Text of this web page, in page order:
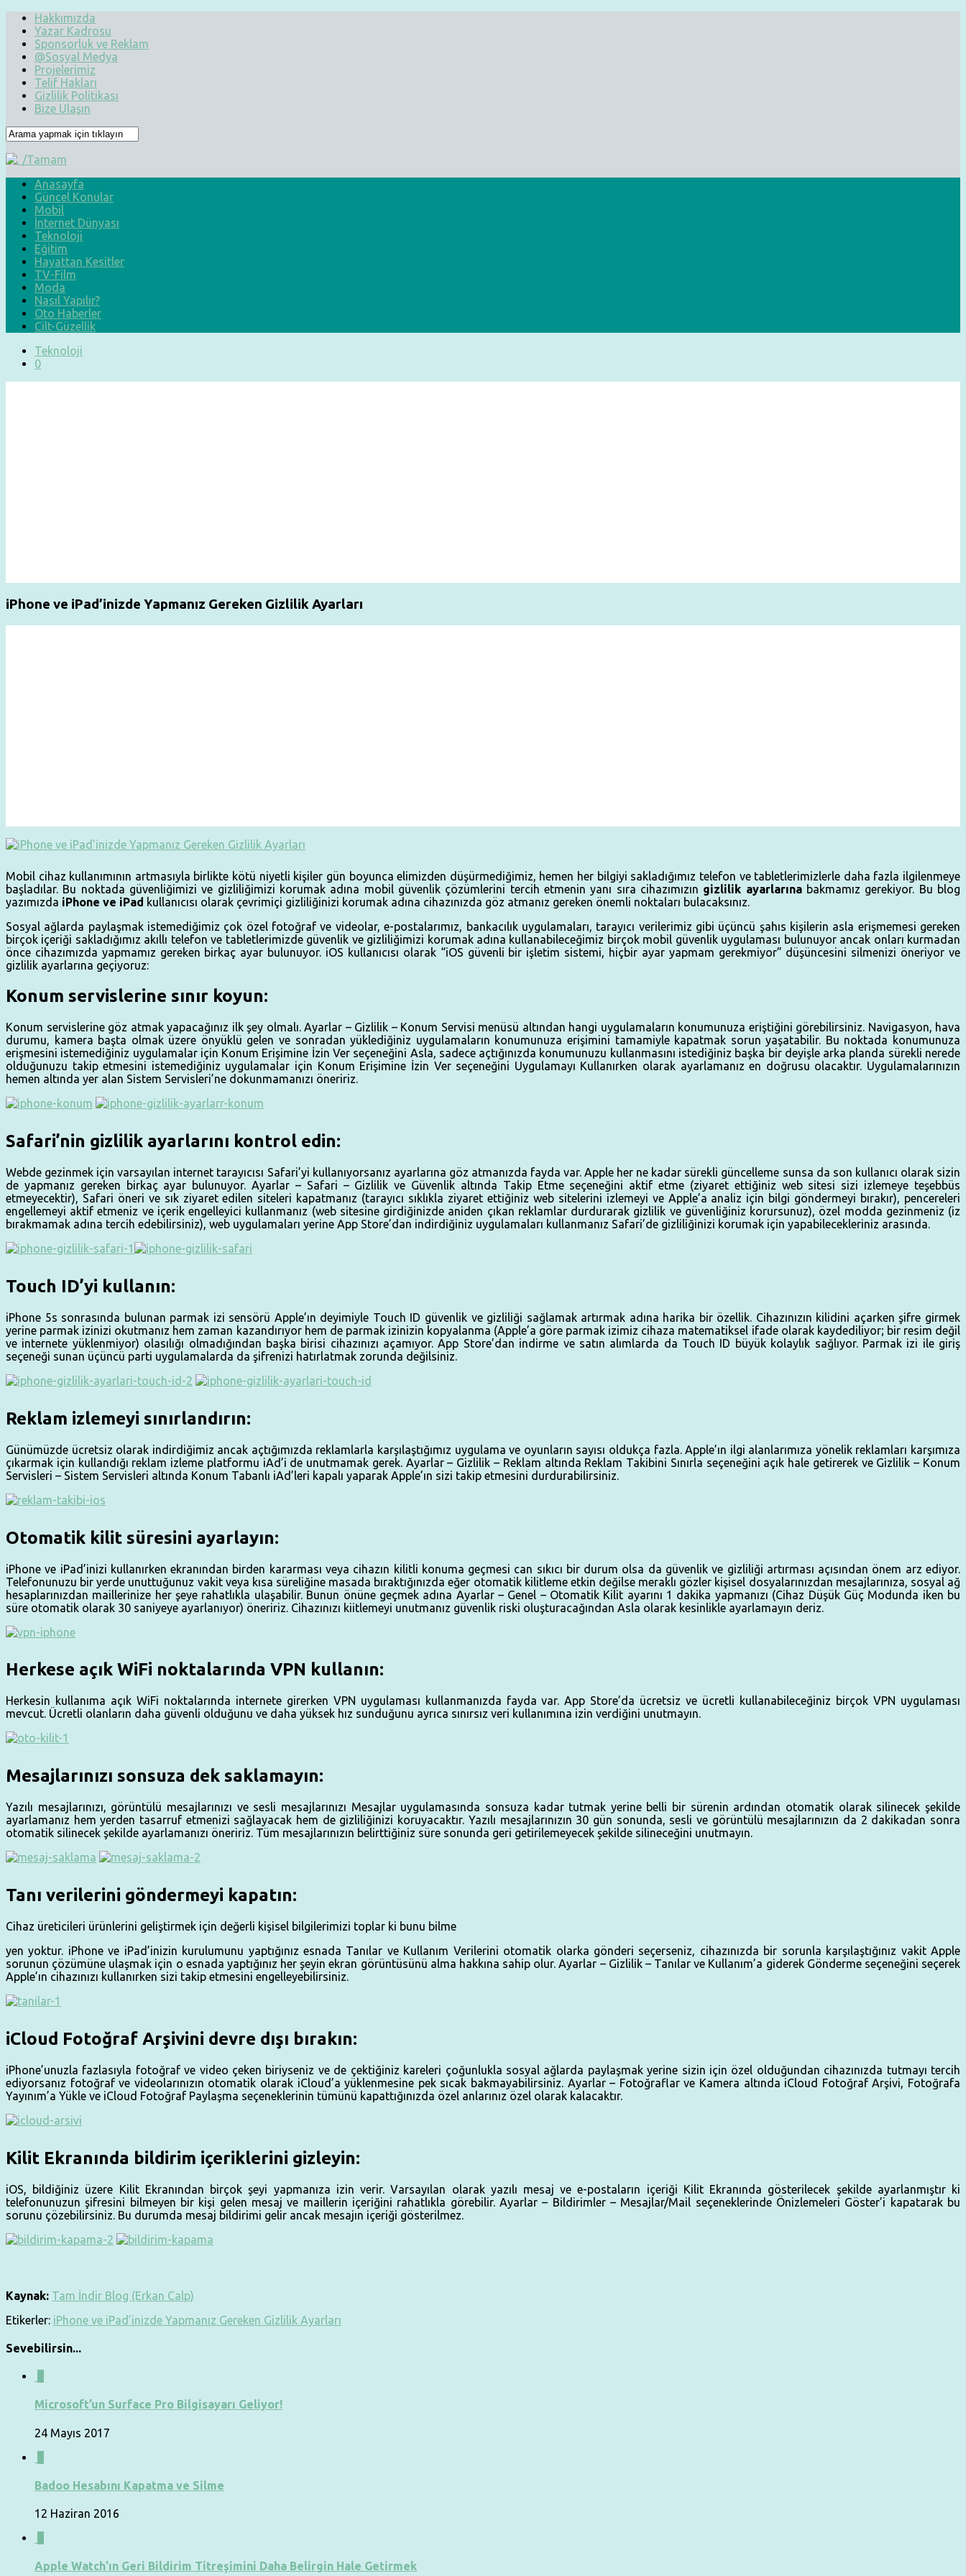
Hakkımızda
Yazar Kadrosu
Sponsorluk ve Reklam
@Sosyal Medya
Projelerimiz
Telif Hakları
Gizlilik Politikası
Bize Ulaşın
Anasayfa
Güncel Konular
Mobil
İnternet Dünyası
Teknoloji
Eğitim
Hayattan Kesitler
TV-Film
Moda
Nasıl Yapılır?
Oto Haberler
Cilt-Güzellik
Teknoloji
0
iPhone ve iPad’inizde Yapmanız Gereken Gizlilik Ayarları
Mobil cihaz kullanımının artmasıyla birlikte kötü niyetli kişiler gün boyunca elimizden düşürmediğimiz, hemen her bilgiyi sakladığımız telefon ve tabletlerimizlerle daha fazla ilgilenmeye
başladılar. Bu noktada güvenliğimizi ve gizliliğimizi korumak adına mobil güvenlik çözümlerini tercih etmenin yanı sıra cihazımızın gizlilik ayarlarınabakmamız gerekiyor. Bu blog
yazımızda iPhone ve iPad kullanıcısı olarak çevrimiçi gizliliğinizi korumak adına cihazınızda göz atmanız gereken önemli noktaları bulacaksınız.
Sosyal ağlarda paylaşmak istemediğimiz çok özel fotoğraf ve videolar, e-postalarımız, bankacılık uygulamaları, tarayıcı verilerimiz gibi üçüncü şahıs kişilerin asla erişmemesi gereken
birçok içeriği sakladığımız akıllı telefon ve tabletlerimizde güvenlik ve gizliliğimizi korumak adına kullanabileceğimiz birçok mobil güvenlik uygulaması bulunuyor ancak onları kurmadan
önce cihazımızda yapmamız gereken birkaç ayar bulunuyor. iOS kullanıcısı olarak “iOS güvenli bir işletim sistemi, hiçbir ayar yapmam gerekmiyor” düşüncesini silmenizi öneriyor ve
gizlilik ayarlarına geçiyoruz:
Konum servislerine sınır koyun:
Konum servislerine göz atmak yapacağınız ilk şey olmalı. Ayarlar – Gizlilik – Konum Servisi menüsü altından hangi uygulamaların konumunuza eriştiğini görebilirsiniz. Navigasyon, hava
durumu, kamera başta olmak üzere önyüklü gelen ve sonradan yüklediğiniz uygulamaların konumunuza erişimini tamamiyle kapatmak sorun yaşatabilir. Bu noktada konumunuza
erişmesini istemediğiniz uygulamalar için Konum Erişimine İzin Ver seçeneğini Asla, sadece açtığınızda konumunuzu kullanmasını istediğiniz başka bir deyişle arka planda sürekli nerede
olduğunuzu takip etmesini istemediğiniz uygulamalar için Konum Erişimine İzin Ver seçeneğini Uygulamayı Kullanırken olarak ayarlamanız en doğrusu olacaktır. Uygulamalarınızın
hemen altında yer alan Sistem Servisleri’ne dokunmamanızı öneririz.
Safari’nin gizlilik ayarlarını kontrol edin:
Webde gezinmek için varsayılan internet tarayıcısı Safari’yi kullanıyorsanız ayarlarına göz atmanızda fayda var. Apple her ne kadar sürekli güncelleme sunsa da son kullanıcı olarak sizin
de yapmanız gereken birkaç ayar bulunuyor. Ayarlar – Safari – Gizlilik ve Güvenlik altında Takip Etme seçeneğini aktif etme (ziyaret ettiğiniz web sitesi sizi izlemeye teşebbüs
etmeyecektir), Safari öneri ve sık ziyaret edilen siteleri kapatmanız (tarayıcı sıklıkla ziyaret ettiğiniz web sitelerini izlemeyi ve Apple’a analiz için bilgi göndermeyi bırakır), pencereleri
engellemeyi aktif etmeniz ve içerik engelleyici kullanmanız (web sitesine girdiğinizde aniden çıkan reklamlar durdurarak gizlilik ve güvenliğiniz korursunuz), özel modda gezinmeniz (iz
bırakmamak adına tercih edebilirsiniz), web uygulamaları yerine App Store’dan indirdiğiniz uygulamaları kullanmanız Safari’de gizliliğinizi korumak için yapabilecekleriniz arasında.
Touch ID’yi kullanın:
iPhone 5s sonrasında bulunan parmak izi sensörü Apple’ın deyimiyle Touch ID güvenlik ve gizliliği sağlamak artırmak adına harika bir özellik. Cihazınızın kilidini açarken şifre girmek
yerine parmak izinizi okutmanız hem zaman kazandırıyor hem de parmak izinizin kopyalanma (Apple’a göre parmak izimiz cihaza matematiksel ifade olarak kaydediliyor; bir resim değil
ve internete yüklenmiyor) olasılığı olmadığından başka birisi cihazınızı açamıyor. App Store’dan indirme ve satın alımlarda da Touch ID büyük kolaylık sağlıyor. Parmak izi ile giriş
seçeneği sunan üçüncü parti uygulamalarda da şifrenizi hatırlatmak zorunda değilsiniz.
Reklam izlemeyi sınırlandırın:
Günümüzde ücretsiz olarak indirdiğimiz ancak açtığımızda reklamlarla karşılaştığımız uygulama ve oyunların sayısı oldukça fazla. Apple’ın ilgi alanlarımıza yönelik reklamları karşımıza
çıkarmak için kullandığı reklam izleme platformu iAd’i de unutmamak gerek. Ayarlar – Gizlilik – Reklam altında Reklam Takibini Sınırla seçeneğini açık hale getirerek ve Gizlilik – Konum
Servisleri – Sistem Servisleri altında Konum Tabanlı iAd’leri kapalı yaparak Apple’ın sizi takip etmesini durdurabilirsiniz.
Otomatik kilit süresini ayarlayın:
iPhone ve iPad’inizi kullanırken ekranından birden kararması veya cihazın kilitli konuma geçmesi can sıkıcı bir durum olsa da güvenlik ve gizliliği artırması açısından önem arz ediyor.
Telefonunuzu bir yerde unuttuğunuz vakit veya kısa süreliğine masada bıraktığınızda eğer otomatik kilitleme etkin değilse meraklı gözler kişisel dosyalarınızdan mesajlarınıza, sosyal ağ
hesaplarınızdan maillerinize her şeye rahatlıkla ulaşabilir. Bunun önüne geçmek adına Ayarlar – Genel – Otomatik Kilit ayarını 1 dakika yapmanızı (Cihaz Düşük Güç Modunda iken bu
süre otomatik olarak 30 saniyeye ayarlanıyor) öneririz. Cihazınızı kiitlemeyi unutmanız güvenlik riski oluşturacağından Asla olarak kesinlikle ayarlamayın deriz.
Herkese açık WiFi noktalarında VPN kullanın:
Herkesin kullanıma açık WiFi noktalarında internete girerken VPN uygulaması kullanmanızda fayda var. App Store’da ücretsiz ve ücretli kullanabileceğiniz birçok VPN uygulaması
mevcut. Ücretli olanların daha güvenli olduğunu ve daha yüksek hız sunduğunu ayrıca sınırsız veri kullanımına izin verdiğini unutmayın.
Mesajlarınızı sonsuza dek saklamayın:
Yazılı mesajlarınızı, görüntülü mesajlarınızı ve sesli mesajlarınızı Mesajlar uygulamasında sonsuza kadar tutmak yerine belli bir sürenin ardından otomatik olarak silinecek şekilde
ayarlamanız hem yerden tasarruf etmenizi sağlayacak hem de gizliliğinizi koruyacaktır. Yazılı mesajlarınızın 30 gün sonunda, sesli ve görüntülü mesajlarınızın da 2 dakikadan sonra
otomatik silinecek şekilde ayarlamanızı öneririz. Tüm mesajlarınızın belirttiğiniz süre sonunda geri getirilemeyecek şekilde silineceğini unutmayın.
Tanı verilerini göndermeyi kapatın:
Cihaz üreticileri ürünlerini geliştirmek için değerli kişisel bilgilerimizi toplar ki bunu bilme
yen yoktur. iPhone ve iPad’inizin kurulumunu yaptığınız esnada Tanılar ve Kullanım Verilerini otomatik olarka gönderi seçerseniz, cihazınızda bir sorunla karşılaştığınız vakit Apple
sorunun çözümüne ulaşmak için o esnada yaptığınız her şeyin ekran görüntüsünü alma hakkına sahip olur. Ayarlar – Gizlilik – Tanılar ve Kullanım’a giderek Gönderme seçeneğini seçerek
Apple’ın cihazınızı kullanırken sizi takip etmesini engelleyebilirsiniz.
iCloud Fotoğraf Arşivini devre dışı bırakın:
iPhone’unuzla fazlasıyla fotoğraf ve video çeken biriyseniz ve de çektiğiniz kareleri çoğunlukla sosyal ağlarda paylaşmak yerine sizin için özel olduğundan cihazınızda tutmayı tercih
ediyorsanız fotoğraf ve videolarınızın otomatik olarak iCloud’a yüklenmesine pek sıcak bakmayabilirsiniz. Ayarlar – Fotoğraflar ve Kamera altında iCloud Fotoğraf Arşivi, Fotoğrafa
Yayınım’a Yükle ve iCloud Fotoğraf Paylaşma seçeneklerinin tümünü kapattığınızda özel anlarınız özel olarak kalacaktır.
Kilit Ekranında bildirim içeriklerini gizleyin:
iOS, bildiğiniz üzere Kilit Ekranından birçok şeyi yapmanıza izin verir. Varsayılan olarak yazılı mesaj ve e-postaların içeriği Kilit Ekranında gösterilecek şekilde ayarlanmıştır ki
telefonunuzun şifresini bilmeyen bir kişi gelen mesaj ve maillerin içeriğini rahatlıkla görebilir. Ayarlar – Bildirimler – Mesajlar/Mail seçeneklerinde Önizlemeleri Göster’i kapatarak bu
sorunu çözebilirsiniz. Bu durumda mesaj bildirimi gelir ancak mesajın içeriği gösterilmez.
Kaynak: Tam İndir Blog (Erkan Calp)
Etikerler: iPhone ve iPad’inizde Yapmanız Gereken Gizlilik Ayarları
Sevebilirsin...
Microsoft’un Surface Pro Bilgisayarı Geliyor!
24 Mayıs 2017
Badoo Hesabını Kapatma ve Silme
12 Haziran 2016
Apple Watch’ın Geri Bildirim Titreşimini Daha Belirgin Hale Getirmek